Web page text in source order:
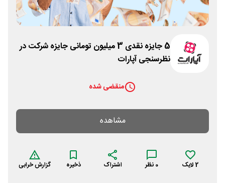
5 جایزه نقدی 3 میلیون تومانی جایزه شرکت در
نظرسنجی آپارات
منقضی شده
مشاهده
2لایک 0 نظر اشتراک ذخیره گزارش خرابی